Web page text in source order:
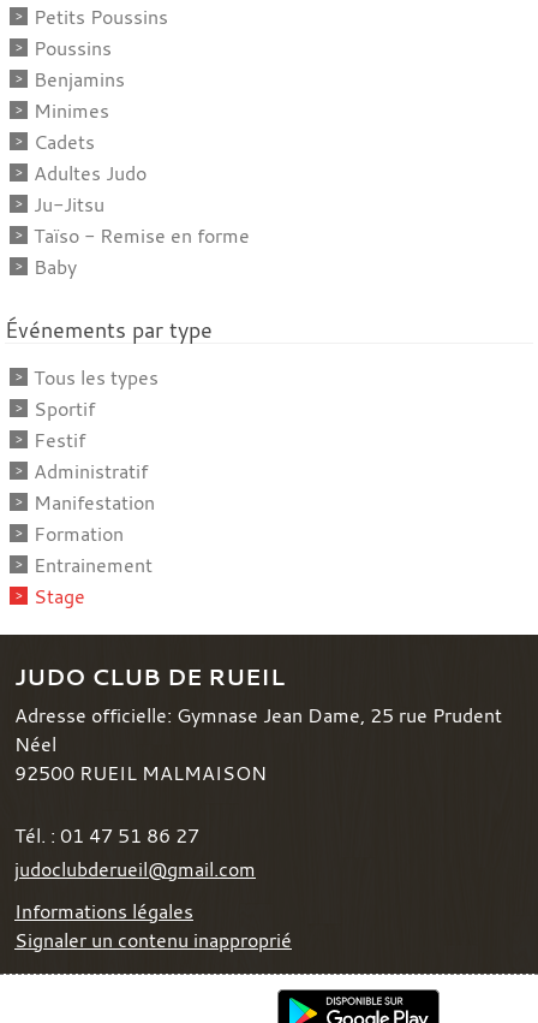
Petits Poussins
Poussins
Benjamins
Minimes
Cadets
Adultes Judo
Ju-Jitsu
Taïso - Remise en forme
Baby
Événements par type
Tous les types
Sportif
Festif
Administratif
Manifestation
Formation
Entrainement
Stage
JUDO CLUB DE RUEIL
Adresse officielle: Gymnase Jean Dame, 25 rue Prudent
Néel
92500 RUEIL MALMAISON
Tél. : 01 47 51 86 27
judoclubderueil@gmail.com
Informations légales
Signaler un contenu inapproprié